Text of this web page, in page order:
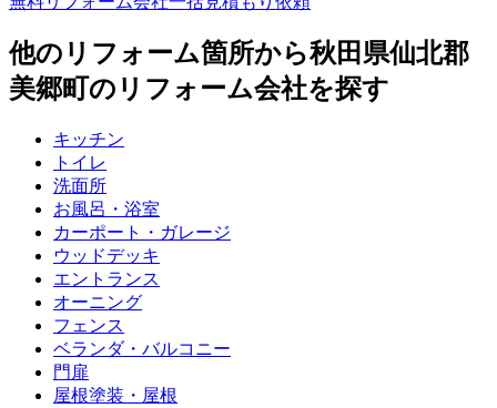
他のリフォーム箇所から秋田県仙北郡
美郷町 のリフォーム会社を探す
キッチン
トイレ
洗面所
お風呂・浴室
カーポート・ガレージ
ウッドデッキ
エントランス
オーニング
フェンス
ベランダ・バルコニー
門扉
屋根塗装・屋根